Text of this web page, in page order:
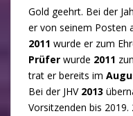
Gold geehrt. Bei der
er von seinem Posten
2011 wurde er zum
Prüfer wurde 2011
trat er bereits im
Bei der JHV 2013
Vorsitzenden bis